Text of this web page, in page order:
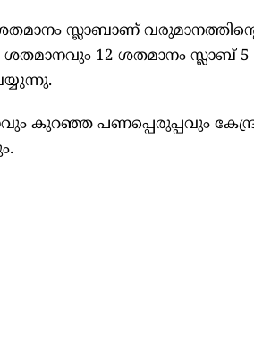
സ്ലാബാണ്
ശതമാനവും 12 ശതമാനം സ്ലാബ്
കുറഞ്ഞ പണപ്പെരുപ്പവും